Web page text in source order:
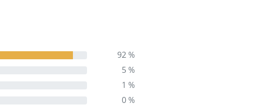
92 %
5 %
1 %
0 %